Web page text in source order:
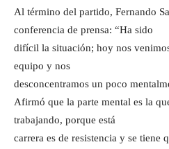
Al término del partido, Fernando
conferencia de prensa: “Ha sido
difícil la situación; hoy nos
equipo y nos
desconcentramos un poco
Afirmó que la parte mental es la
trabajando, porque está
carrera es de resistencia y se tiene